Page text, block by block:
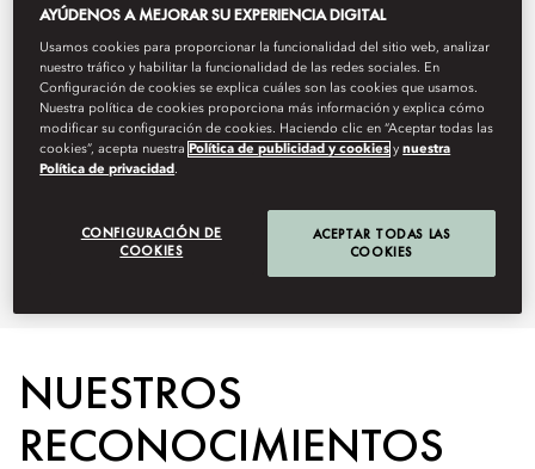
a las comunidades de las que
formamos parte. A continuación,
encontrará más información
acerca de las iniciativas
sostenibles que se llevan a cabo
en nuestra propiedad.
NUESTROS
RECONOCIMIENTOS
AYÚDENOS A MEJORAR SU EXPERIENCIA DIGITAL
Usamos cookies para proporcionar la funcionalidad del sitio web, analizar
nuestro tráfico y habilitar la funcionalidad de las redes sociales. En
Configuración de cookies se explica cuáles son las cookies que usamos.
Nuestra política de cookies proporciona más información y explica cómo
modificar su configuración de cookies. Haciendo clic en “Aceptar todas las
cookies”, acepta nuestra Política de publicidad y cookies ynuestra
Política de privacidad .
CONFIGURACIÓN DE
COOKIES
ACEPTAR TODAS LAS
COOKIES